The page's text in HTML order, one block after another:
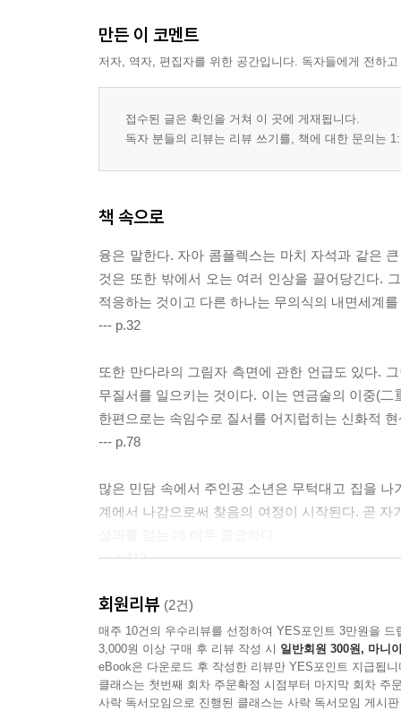
어린이의 꿈, 젊은이의 삶
고통과 상실은 자기실현의 기회
버림과 구별－페르조나의 문제
신경증적 장애와 자기실현
자기실현의 진행과정
아니마와 아니무스의 인식
자기인식과 자아팽창의 위험성
자기실현 과정의 상징사적 연구
서양 연금술에서 본 자기실현의 상징
제2부 한국인 피분석자의 꿈에 나타난
자기와 자기실현의 상징
길, 좁은 통로
계단, 오르고 내림, 위와 아래의 세계
높은 인격, 산, 시냇물과 동물들
거인이 지키는 커다란 알
인도자로서의 호랑이
심장 모양의 욕조와 가슴뼈
도마뱀과 치유의 과정
4위와 원―만다라 상징, 빛과 6의 의미
해시계
나선형의 환상
시대상황과 자기실현의 상징
만든 이 코멘트
저자, 역자, 편집자를 위한 공간입니다. 독자들에게 전하
접수된 글은 확인을 거쳐 이 곳에 게재됩니다.
독자 분들의 리뷰는 리뷰 쓰기를, 책에 대한 문의는
책 속으로
융은 말한다. 자아 콤플렉스는 마치 자석과 같은
것은 또한 밖에서 오는 여러 인상을 끌어당긴다.
적응하는 것이고 다른 하나는 무의식의 내면세계
--- p.32
또한 만다라의 그림자 측면에 관한 언급도 있다.
무질서를 일으키는 것이다. 이는 연금술의 이중(
한편으로는 속임수로 질서를 어지럽히는 신화적
--- p.78
많은 민담 속에서 주인공 소년은 무턱대고 집을
계에서 나감으로써 찾음의 여정이 시작된다. 곧
--- p.113
물론 그렇다 하더라도 꿈에 나타난 상의 상징적
경험, 의식상황, 그들의 교육배경, 꿈의 상에 대한
고 꿈꾼 사람이 현실적 사건이나 알고 있는 지식으
--- p.171
회원리뷰 (2건)
매주 10건의 우수리뷰를 선정하여 YES포인트 3만원을 드
3,000원 이상 구매 후 리뷰 작성 시 일반회원 300원, 마니
eBook은 다운로드 후 작성한 리뷰만 YES포인트 지급됩니
클래스는 첫번째 회차 주문확정 시점부터 마지막 회차 주
사락 독서모임으로 진행된 클래스는 사락 독서모임 게시